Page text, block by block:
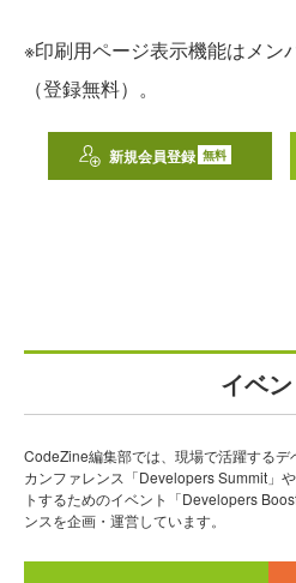
※印刷用ページ表示機能はメン
（登録無料）。
新規会員登録 無料
イベン
CodeZine編集部では、現場で活躍する
カンファレンス「Developers Summit」
トするためのイベント「Developers
ンスを企画・運営しています。